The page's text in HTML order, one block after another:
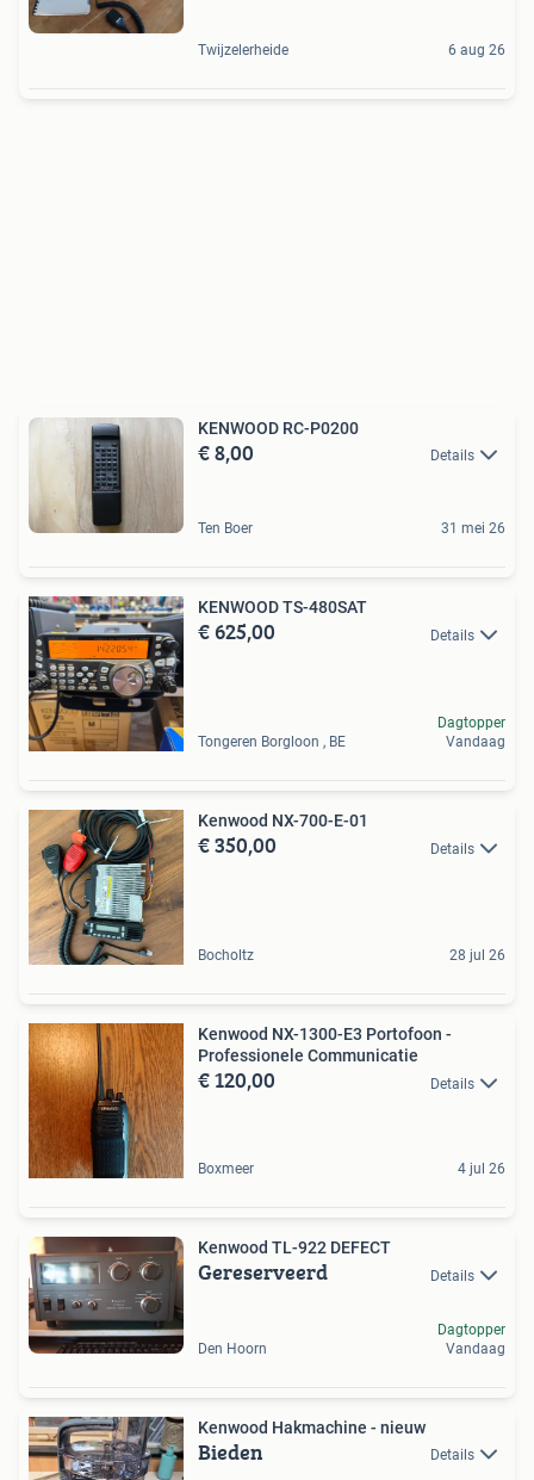
Twijzelerheide 6 aug 26
KENWOOD RC-P0200
€ 8,00 Details
Ten Boer 31 mei 26
KENWOOD TS-480SAT
€ 625,00 Details
Tongeren Borgloon , BE
Dagtopper
Vandaag
Kenwood NX-700-E-01
€ 350,00 Details
Bocholtz 28 jul 26
Kenwood NX-1300-E3 Portofoon -
Professionele Communicatie
€ 120,00 Details
Boxmeer 4 jul 26
Kenwood TL-922 DEFECT
Gereserveerd Details
Den Hoorn
Dagtopper
Vandaag
Kenwood Hakmachine - nieuw
Bieden Details